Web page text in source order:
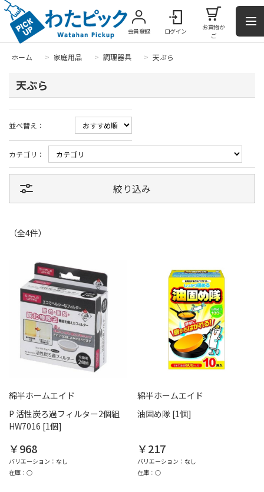
会員登録 ログイン
お買物か
ご
ホーム > 家庭用品 > 調理器具 > 天ぷら
天ぷら
並べ替え：
カテゴリ：
絞り込み
（全4件）
綿半ホームエイド
P 活性炭ろ過フィルター2個組
HW7016 [1個]
￥968
バリエーション：なし
在庫：○
綿半ホームエイド
油固め隊 [1個]
￥217
バリエーション：なし
在庫：○